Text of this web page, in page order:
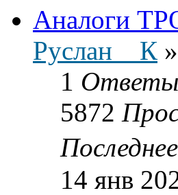
Аналоги
Руслан__К »
1 Ответы
5872
14 янв